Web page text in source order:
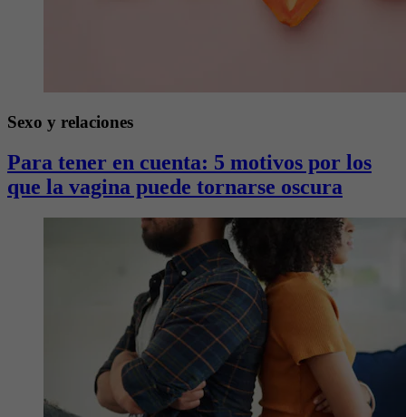
Sexo y relaciones
Para tener en cuenta: 5 motivos por los
que la vagina puede tornarse oscura